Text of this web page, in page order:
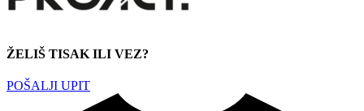
ŽELIŠ TISAK ILI VEZ?
POŠALJI UPIT